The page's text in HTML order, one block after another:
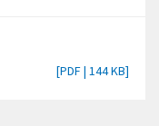
[PDF | 144 KB]